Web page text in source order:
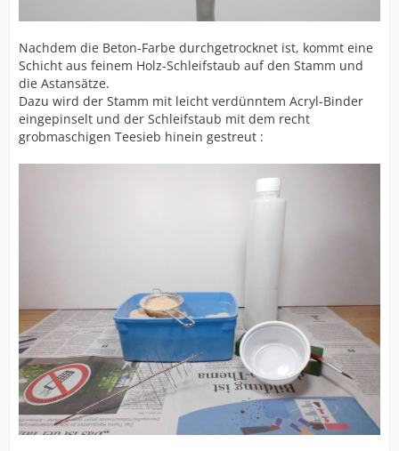
Nachdem die Beton-Farbe durchgetrocknet ist, kommt eine
Schicht aus feinem Holz-Schleifstaub auf den Stamm und
die Astansätze.
Dazu wird der Stamm mit leicht verdünntem Acryl-Binder
eingepinselt und der Schleifstaub mit dem recht
grobmaschigen Teesieb hinein gestreut :